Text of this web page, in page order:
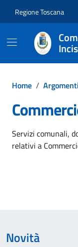
Regione Toscana
Home / Argomenti
Dettagli
Servizi comunali,
relativi a
Novità